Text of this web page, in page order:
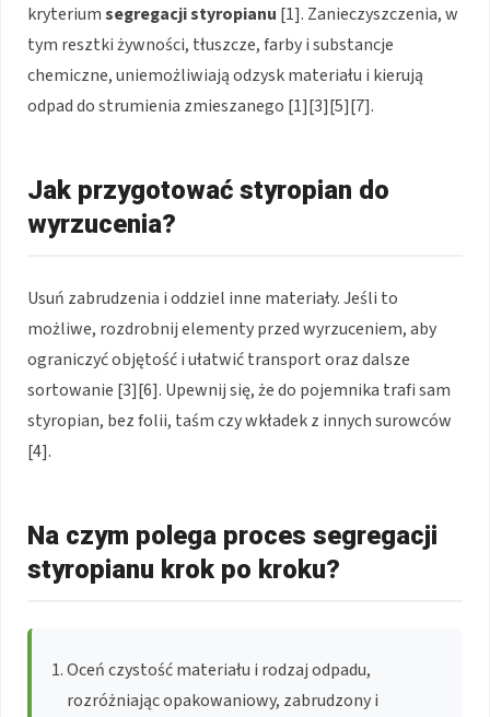
kryteriumsegregacji styropianu [1]. Zanieczyszczenia, w
tym resztki żywności, tłuszcze, farby i substancje
chemiczne, uniemożliwiają odzysk materiału i kierują
odpad do strumienia zmieszanego [1][3][5][7].
Jak przygotować styropian do
wyrzucenia?
Usuń zabrudzenia i oddziel inne materiały. Jeśli to
możliwe, rozdrobnij elementy przed wyrzuceniem, aby
ograniczyć objętość i ułatwić transport oraz dalsze
sortowanie [3][6]. Upewnij się, że do pojemnika trafi sam
styropian, bez folii, taśm czy wkładek z innych surowców
[4].
Na czym polega proces segregacji
styropianu krok po kroku?
Oceń czystość materiału i rodzaj odpadu,
rozróżniając opakowaniowy, zabrudzony i